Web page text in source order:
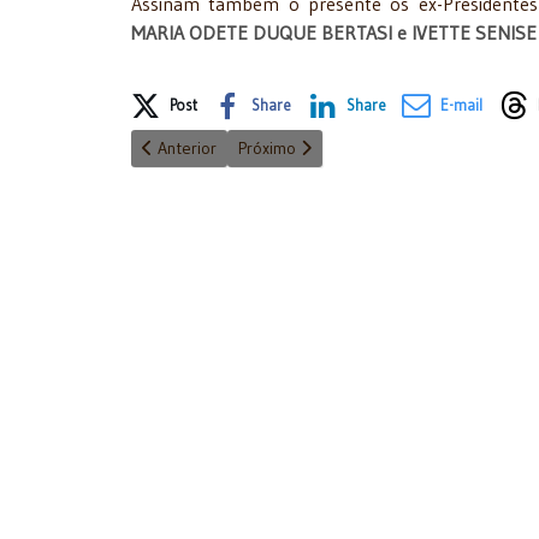
MARIA ODETE DUQUE BERTASI e IVETTE
Share on Social Media
Post Share Share E-mail
Artigo anterior: Notas sobre o conceito de dignidade
Anterior Próximo artigo: Ditadura do Poder
Próximo